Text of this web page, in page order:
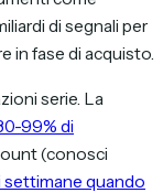
di segnali per
in fase di acquisto.
serie. La
99% di
(conosci
settimane quando